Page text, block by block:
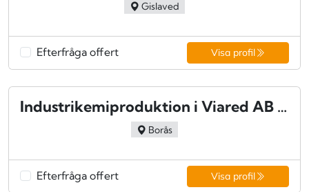
Gislaved
Efterfråga offert Visa profil
Industrikemiproduktion i Viared AB - Borås
Borås
Efterfråga offert Visa profil